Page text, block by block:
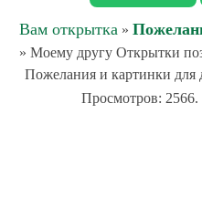
Вам открытка »
» Моему другу Открытки
Пожелания и картинки для
Просмотров: 2566.